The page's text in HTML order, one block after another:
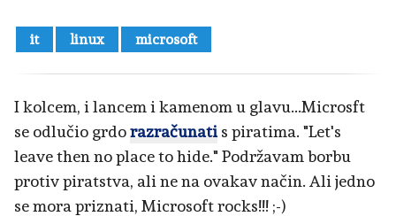
it linux microsoft
I kolcem, i lancem i kamenom u glavu...Microsft
se odlučio grdorazračunatis piratima. "Let's
leave then no place to hide." Podržavam borbu
protiv piratstva, ali ne na ovakav način. Ali jedno
se mora priznati, Microsoft rocks!!! ;-)